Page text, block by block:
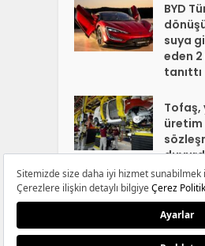
BYD
suya
eden
tanıttı
Tofaş,
üretim